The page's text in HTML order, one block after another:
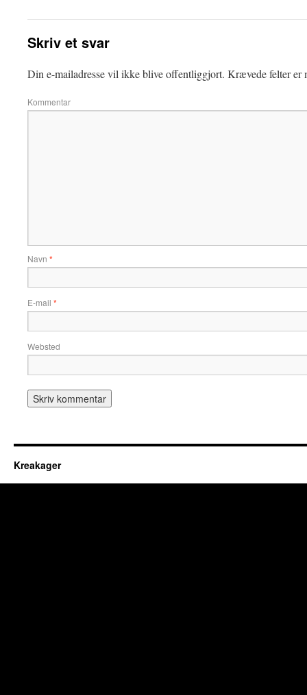
Skriv et svar
Din e-mailadresse vil ikke blive offentliggjort. Krævede felter er
Kommentar
Navn *
E-mail *
Websted
Kreakager